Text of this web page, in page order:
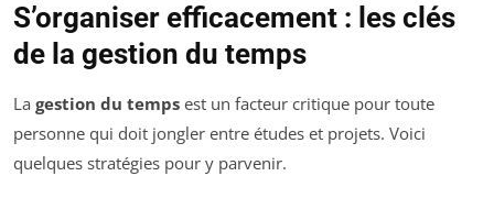
S’organiser efficacement : les clés
de la gestion du temps
La gestion du temps est un facteur critique pour toute
personne qui doit jongler entre études et projets. Voici
quelques stratégies pour y parvenir.